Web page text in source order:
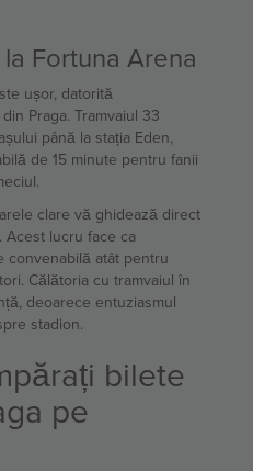
Fortuna Arena
ușor, datorită
Praga. Tramvaiul 33
până la stația Eden,
de 15 minute pentru fanii
clare vă ghidează direct
. Acest lucru face ca
convenabilă atât pentru
Călătoria cu tramvaiul în
deoarece entuziasmul
stadion.
bilete
pe